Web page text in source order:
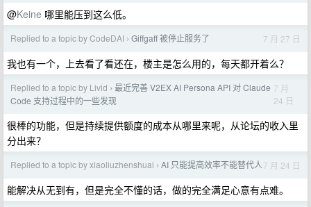
@Keine 哪里能压到这么低。
Replied to a topic by CodeDAI › Giffgaff 被停止服务了 7 月 27 日
我也有一个，上去看了看还在，楼主是怎么用的，每天都开着么？
Replied to a topic by Livid › 最近完善 V2EX AI Persona API 对 Claude
Code 支持过程中的一些发现
7 月
24 日
很棒的功能，但是持续提供额度的成本从哪里来呢，从论坛的收入里
分出来？
Replied to a topic by xiaoliuzhenshuai › AI 只能提高效率不能替代人7 月 24 日
能解决从无到有，但是完全不懂的话，做的完全满足心意有点难。